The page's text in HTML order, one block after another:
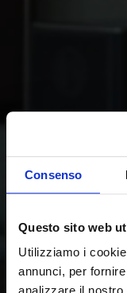
Consenso
Questo sito web
Utilizziamo i
annunci, per